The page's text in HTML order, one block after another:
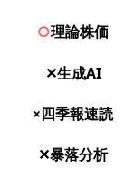
○理論株価
✕生成AI
×四季報速読
✕暴落分析